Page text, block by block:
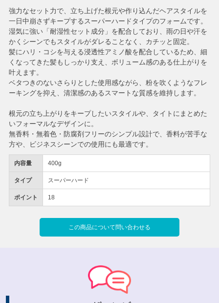
内容量 400g
タイプ スーパーハード
ポイント 18
この商品について問い合わせる
強力なセット力で、立ち上げた根元や作り込んだヘアスタイルを
一日中崩さずキープするスーパーハードタイプのフォームです。
湿気に強い「耐湿性セット成分」を配合しており、雨の日や汗を
かくシーンでもスタイルがダレることなく、カチッと固定。
髪にハリ・コシを与える浸透性アミノ酸を配合しているため、細
くなってきた髪もしっかり支え、ボリューム感のある仕上がりを
叶えます。
ベタつきのないさらりとした使用感ながら、粉を吹くようなフレ
ーキングを抑え、清潔感のあるスマートな質感を維持します。
根元の立ち上がりをキープしたいスタイルや、タイトにまとめた
いフォーマルなデザインに。
無香料・無着色・防腐剤フリーのシンプル設計で、香料が苦手な
方や、ビジネスシーンでの使用にも最適です。